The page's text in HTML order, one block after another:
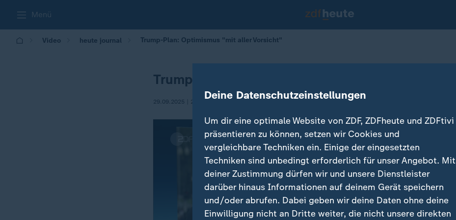
Menü
Video heute journal Trump-Plan: Optimismus "mit aller Vorsicht"
Trump-Plan: Optimismus "mit aller Vorsicht"
29.09.2025 | 21:45 Deine Datenschutzeinstellungen
Um dir eine optimale Website von ZDF, ZDFheute und ZDFtivi
präsentieren zu können, setzen wir Cookies und
vergleichbare Techniken ein. Einige der eingesetzten
Techniken sind unbedingt erforderlich für unser Angebot. Mit
deiner Zustimmung dürfen wir und unsere Dienstleister
darüber hinaus Informationen auf deinem Gerät speichern
und/oder abrufen. Dabei geben wir deine Daten ohne deine
Einwilligung nicht an Dritte weiter, die nicht unsere direkten